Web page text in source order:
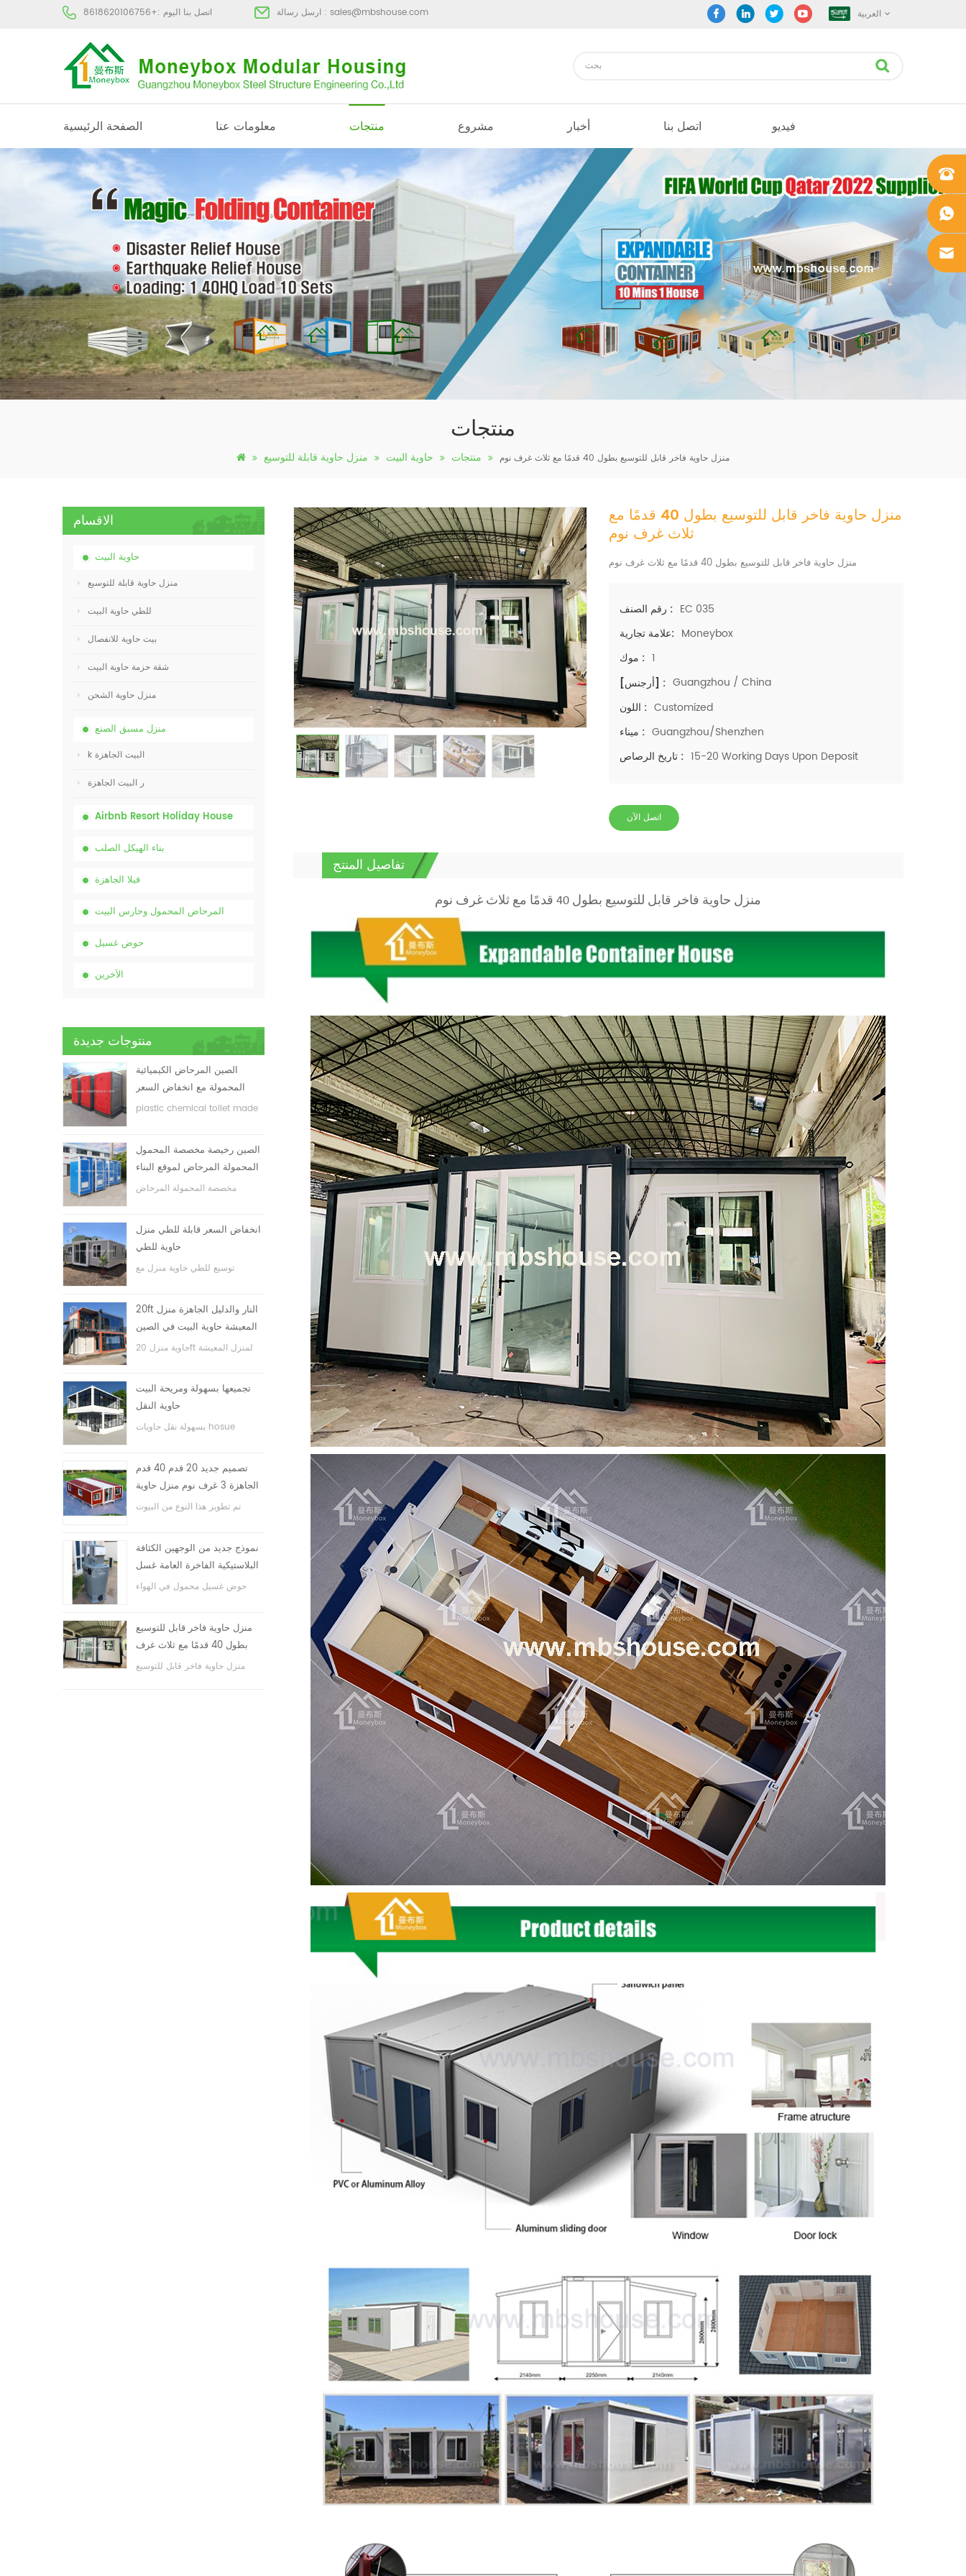
اتصل بنا اليوم :+8618620106756 ارسل رسالة : sales@mbshouse.com العربية
الصفحة الرئيسية معلومات عنا منتجات مشروع أخبار اتصل بنا فيديو
منتجات
منتجات حاوية البيت منزل حاوية قابلة للتوسيع منزل حاوية فاخر قابل للتوسيع بطول 40 قدمًا مع ثلاث غرف نوم
الاقسام
حاوية البيت
منزل حاوية قابلة للتوسيع
للطي حاوية البيت
بيت حاوية للانفصال
شقة حزمة حاوية البيت
منزل حاوية الشحن
منزل مسبق الصنع
k البيت الجاهزة
ر البيت الجاهزة
Airbnb Resort Holiday House
بناء الهيكل الصلب
فيلا الجاهزة
المرحاض المحمول وحارس البيت
حوض غسيل
الآخرين
منتوجات جديدة
الصين المرحاض الكيميائية
المحمولة مع انخفاض السعر
plastic chemical toilet made
الصين رخيصة مخصصة المحمول
المحمولة المرحاض لموقع البناء
مخصصة المحمولة المرحاض
انخفاض السعر قابلة للطي منزل
حاوية للطي
توسيع للطي حاوية منزل مع
20ft النار والدليل الجاهزة منزل
المعيشة حاوية البيت في الصين
حاوية منزل 20ft لمنزل المعيشة
تجميعها بسهولة ومريحة البيت
حاوية النقل
بسهولة نقل حاويات hosue
تصميم جديد 20 قدم 40 قدم
الجاهزة 3 غرف نوم منزل حاوية
قابلة للتوسيع صغيرة
تم تطوير هذا النوع من البيوت
كهربائي.
نموذج جديد من الوجهين الكثافة
البلاستيكية الفاخرة العامة غسل
اليد حوض الحمام
حوض غسيل محمول في الهواء
منزل حاوية فاخر قابل للتوسيع
بطول 40 قدمًا مع ثلاث غرف
نوم
منزل حاوية فاخر قابل للتوسيع
منزل حاوية فاخر قابل للتوسيع بطول 40 قدمًا مع
ثلاث غرف نوم
منزل حاوية فاخر قابل للتوسيع بطول 40 قدمًا مع ثلاث غرف نوم
رقم الصنف : EC 035
علامة تجارية: Moneybox
موك : 1
[أرجنس] : Guangzhou / China
اللون : Customized
ميناء : Guangzhou/Shenzhen
تاريخ الرصاص : 15-20 Working Days Upon Deposit
اتصل الآن
تفاصيل المنتج
منزل حاوية فاخر قابل للتوسيع بطول 40 قدمًا مع ثلاث غرف نوم
+861862
0106756
+861862
mbshou